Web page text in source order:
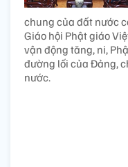
chung của đất nước
Giáo hội Phật giáo
vận động tăng, ni,
đường lối của Đảng,
nước.